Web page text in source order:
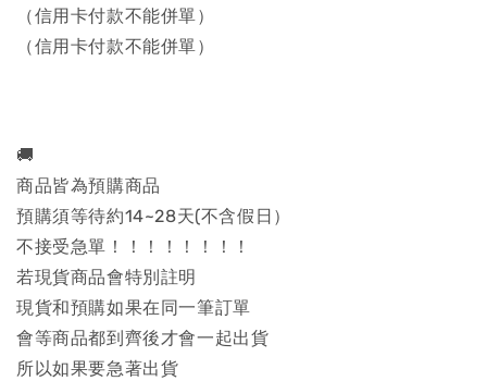
（信用卡付款不能併單）
（信用卡付款不能併單）
🚚
商品皆為預購商品
預購須等待約14~28天(不含假日）
不接受急單！！！！！！！！
若現貨商品會特別註明
現貨和預購如果在同一筆訂單
會等商品都到齊後才會一起出貨
所以如果要急著出貨